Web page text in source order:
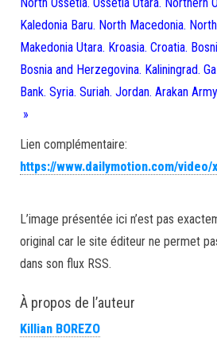
Kaledonia Baru. North Macedonia.
Makedonia Utara. Kroasia. Croatia.
Bosnia and Herzegovina. Kaliningrad.
Bank. Syria. Suriah. Jordan. Arakan
»
Lien complémentaire:
https://www.dailymotion.com/video/
L’image présentée ici n’est pas
original car le site éditeur ne permet
dans son flux RSS.
À propos de l’auteur
Killian BOREZO